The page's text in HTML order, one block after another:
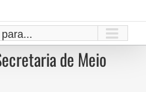
para...
de Meio